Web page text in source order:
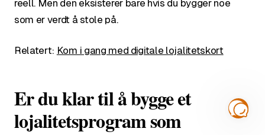
reell. Men den eksisterer bare hvis du bygger noe
som er verdt å stole på.
Relatert: Kom i gang med digitale lojalitetskort
Er du klar til å bygge et
lojalitetsprogram som